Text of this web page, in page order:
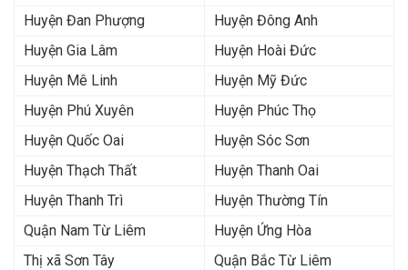
Huyện Đan Phượng
Huyện Đông Anh
Huyện Gia Lâm
Huyện Hoài Đức
Huyện Mê Linh
Huyện Mỹ Đức
Huyện Phú Xuyên
Huyện Phúc Thọ
Huyện Quốc Oai
Huyện Sóc Sơn
Huyện Thạch Thất
Huyện Thanh Oai
Huyện Thanh Trì
Huyện Thường Tín
Quận Nam Từ Liêm
Huyện Ứng Hòa
Thị xã Sơn Tây
Quận Bắc Từ Liêm